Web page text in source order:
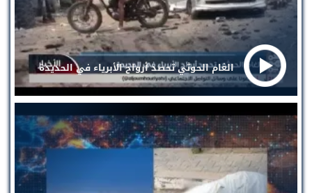
الغام الحوثي تحصد أرواح الأبرياء في الحديدة